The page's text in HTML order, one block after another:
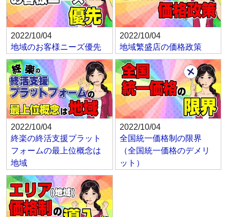
2022/10/04
地域のお客様ニーズ優先
2022/10/04
地域繁盛店の価格政策
2022/10/04
終楽の終活支援プラット
フォームの最上位概念は
地域
2022/10/04
全国統一価格制の限界
（全国統一価格のデメリ
ット）